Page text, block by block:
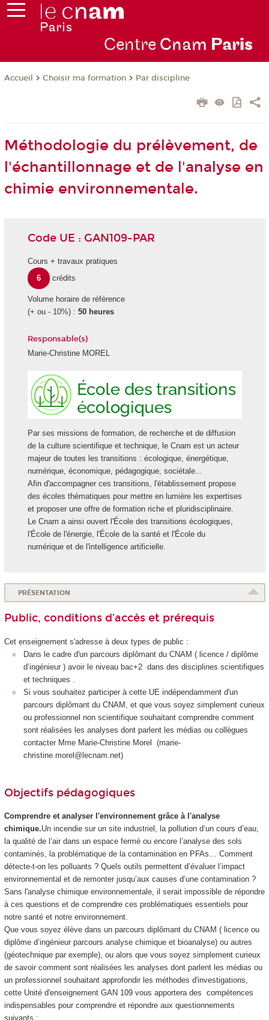
Centre Cnam Paris
Accueil Choisir ma formation Par discipline
Méthodologie du prélèvement, de
l'échantillonnage et de l'analyse en
chimie environnementale.
Code UE : GAN109-PAR
Cours + travaux pratiques
6
crédits
Volume horaire de référence
(+ ou - 10%) : 50 heures
Responsable(s)
Marie-Christine MOREL
Par ses missions de formation, de recherche et de diffusion
de la culture scientifique et technique, le Cnam est un acteur
majeur de toutes les transitions : écologique, énergétique,
numérique, économique, pédagogique, sociétale...
Afin d'accompagner ces transitions, l'établissement propose
des écoles thématiques pour mettre en lumière les expertises
et proposer une offre de formation riche et pluridisciplinaire.
Le Cnam a ainsi ouvert l'École des transitions écologiques,
l'École de l'énergie, l'École de la santé et l'École du
numérique et de l'intelligence artificielle.
PRÉSENTATION
Public, conditions d’accès et prérequis
Cet enseignement s'adresse à deux types de public :
Dans le cadre d'un parcours diplômant du CNAM ( licence / diplôme
d’ingénieur ) avoir le niveau bac+2 dans des disciplines scientifiques
et techniques .
Si vous souhaitez participer à cette UE indépendamment d'un
parcours diplômant du CNAM, et que vous soyez simplement curieux
ou professionnel non scientifique souhaitant comprendre comment
sont réalisées les analyses dont parlent les médias ou collègues
contacter Mme Marie-Christine Morel (marie-
christine.morel@lecnam.net)
Objectifs pédagogiques
Comprendre et analyser l'environnement grâce à l'analyse
chimique.Un incendie sur un site industriel, la pollution d’un cours d’eau,
la qualité de l’air dans un espace fermé ou encore l’analyse des sols
contaminés, la problématique de la contamination en PFAs… Comment
détecte-t-on les polluants ? Quels outils permettent d’évaluer l’impact
environnemental et de remonter jusqu’aux causes d’une contamination ?
Sans l'analyse chimique environnementale, il serait impossible de répondre
à ces questions et de comprendre ces problématiques essentiels pour
notre santé et notre environnement.
Que vous soyez élève dans un parcours diplômant du CNAM ( licence ou
diplôme d’ingénieur parcours analyse chimique et bioanalyse) ou autres
(géotechnique par exemple), ou alors que vous soyez simplement curieux
de savoir comment sont réalisées les analyses dont parlent les médias ou
un professionnel souhaitant approfondir les méthodes d'investigations,
cette Unité d'enseignementGAN 109 vous apportera des compétences
indispensables pour comprendre et répondre aux questionnements
suivants :